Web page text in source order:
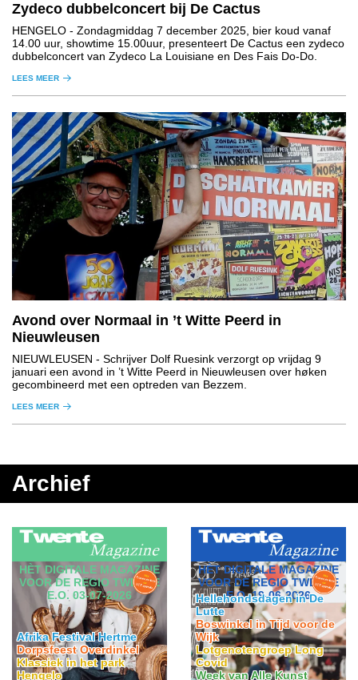
Zydeco dubbelconcert bij De Cactus
HENGELO - Zondagmiddag 7 december 2025, bier koud vanaf
14.00 uur, showtime 15.00uur, presenteert De Cactus een zydeco
dubbelconcert van Zydeco La Louisiane en Des Fais Do-Do.
LEES MEER
Avond over Normaal in ’t Witte Peerd in
Nieuwleusen
NIEUWLEUSEN - Schrijver Dolf Ruesink verzorgt op vrijdag 9
januari een avond in ’t Witte Peerd in Nieuwleusen over høken
gecombineerd met een optreden van Bezzem.
LEES MEER
Archief
HÈT DIGITALE MAGAZINE
VOOR DE REGIO TWENTE
E.O. 03-07-2026
Afrika Festival Hertme
Dorpsfeest Overdinkel
Klassiek in het park
Hengelo
HÈT DIGITALE MAGAZINE
VOOR DE REGIO TWENTE
E.O. 19-06-2026
Hellehondsdagen in De
Lutte
Boswinkel in Tijd voor de
Wijk
Lotgenotengroep Long
Covid
Week van Alle Kunst